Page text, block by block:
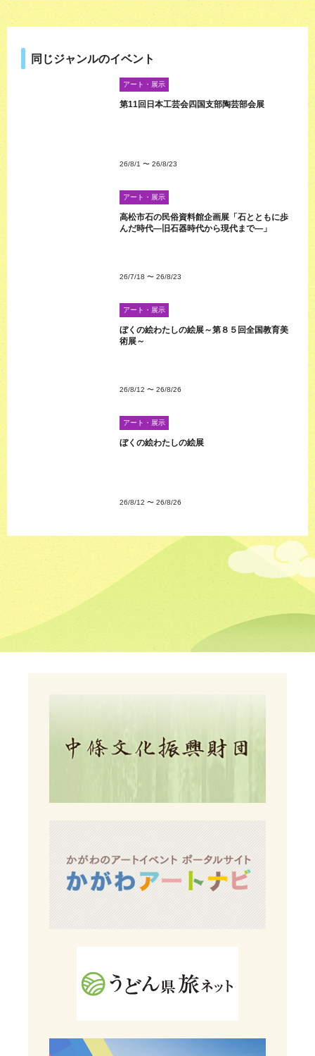
同じジャンルのイベント
アート・展示
第11回日本工芸会四国支部陶芸部会展
26/8/1 〜 26/8/23
アート・展示
高松市石の民俗資料館企画展「石とともに歩
んだ時代―旧石器時代から現代まで―」
26/7/18 〜 26/8/23
アート・展示
ぼくの絵わたしの絵展～第８５回全国教育美
術展～
26/8/12 〜 26/8/26
アート・展示
ぼくの絵わたしの絵展
26/8/12 〜 26/8/26